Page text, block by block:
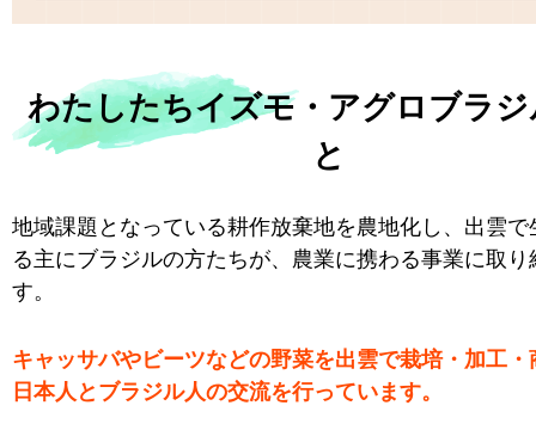
わたしたちイズモ・アグロブラ
と
地域課題となっている耕作放棄地を農地化し、出雲で
る主にブラジルの方たちが、農業に携わる事業に取り
す。
キャッサバやビーツなどの野菜を出雲で栽培・加工・
日本人とブラジル人の交流を行っています。